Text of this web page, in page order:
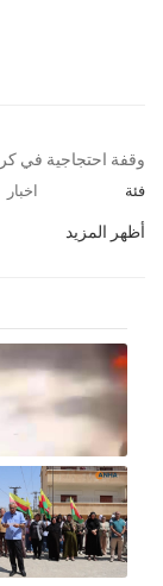
⁣وقفة احتجاجية في
فئة اخبار
أظهر المزيد